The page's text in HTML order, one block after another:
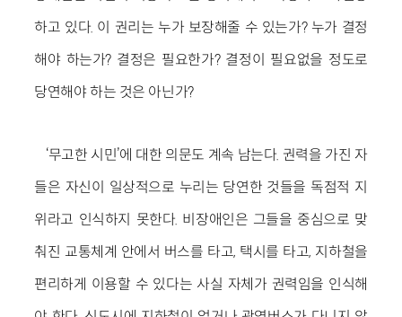
하고 있다. 이 권리는 누가 보장해줄 수 있는가? 누가 결정
해야 하는가? 결정은 필요한가? 결정이 필요없을 정도로
당연해야 하는 것은 아닌가?
‘무고한 시민’에 대한 의문도 계속 남는다. 권력을 가진 자
들은 자신이 일상적으로 누리는 당연한 것들을 독점적 지
위라고 인식하지 못한다. 비장애인은 그들을 중심으로 맞
춰진 교통체계 안에서 버스를 타고, 택시를 타고, 지하철을
편리하게 이용할 수 있다는 사실 자체가 권력임을 인식해